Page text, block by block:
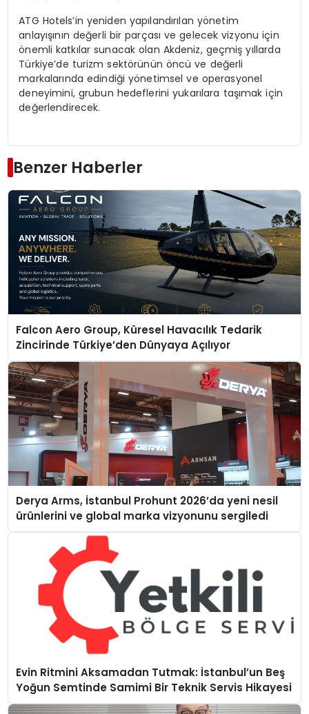
ATG Hotels’in yeniden yapılandırılan yönetim
anlayışının değerli bir parçası ve gelecek vizyonu için
önemli katkılar sunacak olan Akdeniz, geçmiş yıllarda
Türkiye’de turizm sektörünün öncü ve değerli
markalarında edindiği yönetimsel ve operasyonel
deneyimini, grubun hedeflerini yukarılara taşımak için
değerlendirecek.
Benzer Haberler
Falcon Aero Group, Küresel Havacılık Tedarik
Zincirinde Türkiye’den Dünyaya Açılıyor
Derya Arms, İstanbul Prohunt 2026’da yeni nesil
ürünlerini ve global marka vizyonunu sergiledi
Evin Ritmini Aksamadan Tutmak: İstanbul’un Beş
Yoğun Semtinde Samimi Bir Teknik Servis Hikayesi